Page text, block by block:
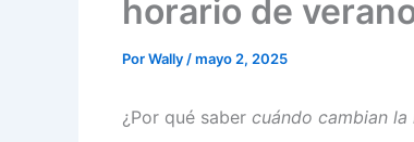
horario de
PorWally /mayo 2, 2025
¿Por qué saber cuándo cambian la